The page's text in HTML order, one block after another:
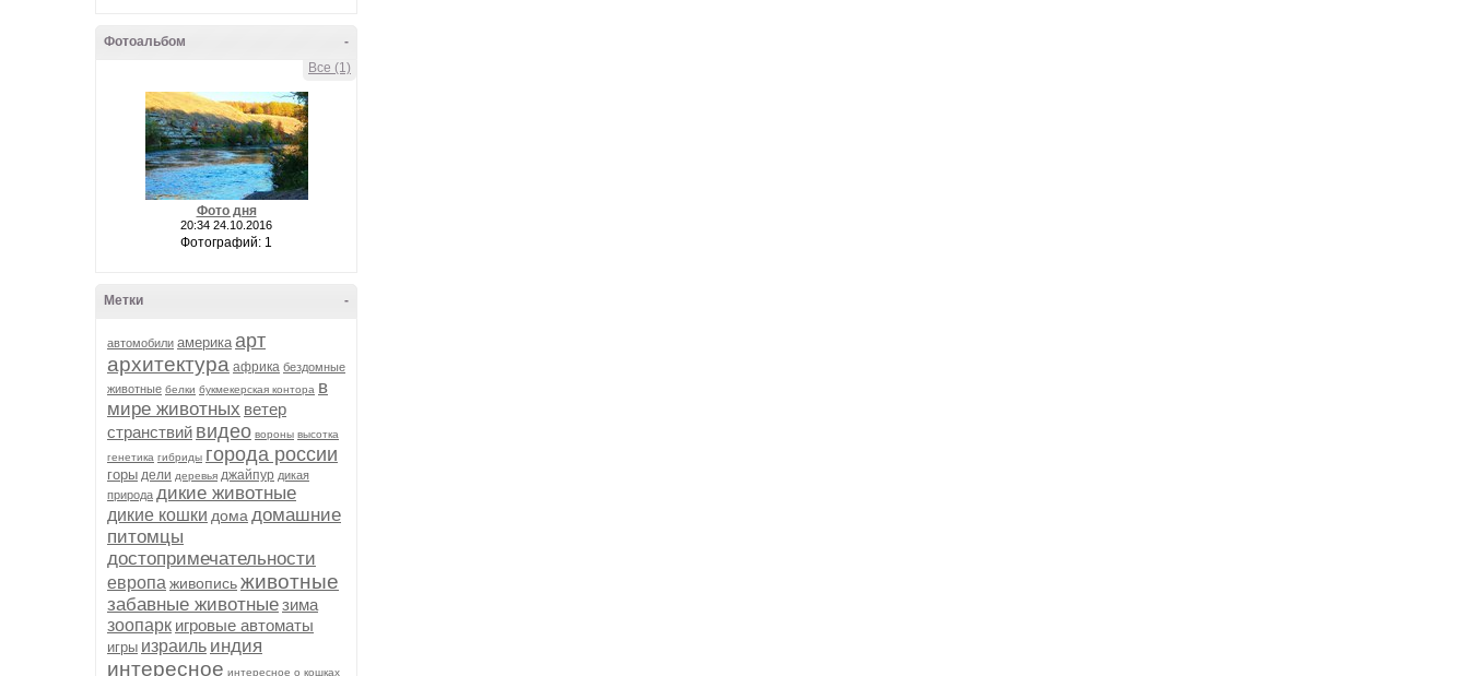
-
Фотоальбом
Все (1)
Фото дня
20:34 24.10.2016
Фотографий: 1
-
Метки
автомобили америка арт
архитектура африка бездомные
животные белки букмекерская контора в
мире животных ветер
странствий видео вороны высотка
генетика гибриды города россии
горы дели деревья джайпур дикая
природа дикие животные
дикие кошки дома домашние
питомцы
достопримечательности
европа живописьживотные
забавные животныезима
зоопарк игровые автоматы
игры израиль индия
интересное интересное о кошках